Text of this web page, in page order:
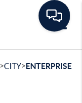
>CITY>ENTERPRISE